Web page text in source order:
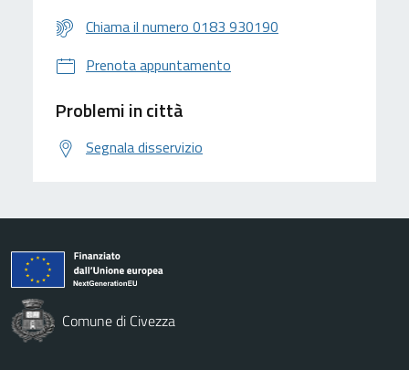
Chiama il numero 0183 930190
Prenota appuntamento
Problemi in città
Segnala disservizio
Comune di Civezza